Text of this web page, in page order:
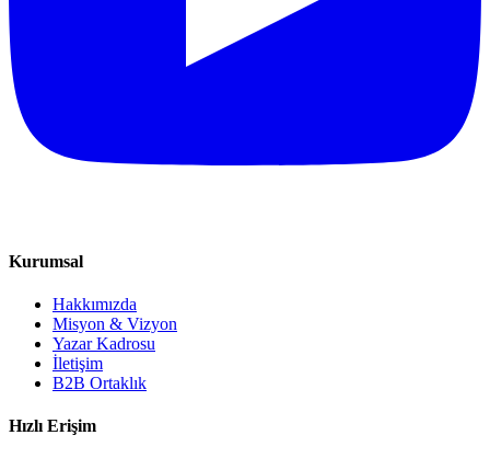
Kurumsal
Hakkımızda
Misyon & Vizyon
Yazar Kadrosu
İletişim
B2B Ortaklık
Hızlı Erişim